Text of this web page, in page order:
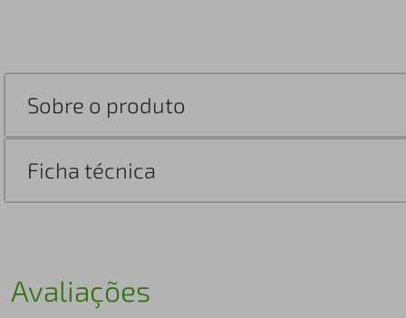
Sobre o produto
Ficha técnica
Avaliações